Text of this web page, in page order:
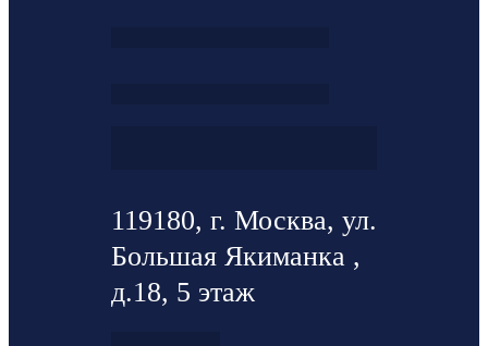
119180, г. Москва, ул.
Большая Якиманка ,
д.18, 5 этаж